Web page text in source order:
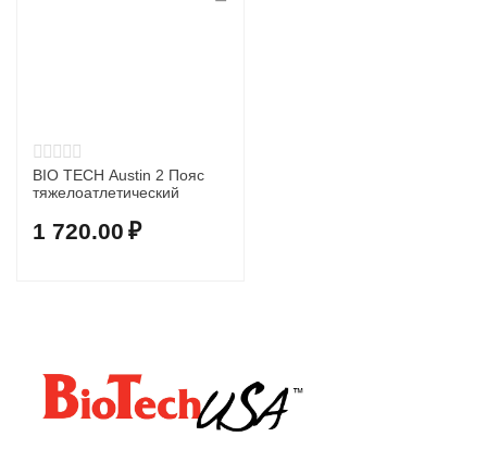
BIO TECH Austin 2 Пояс
тяжелоатлетический
1 720.00 ₽